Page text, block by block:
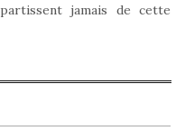
jamais de cette